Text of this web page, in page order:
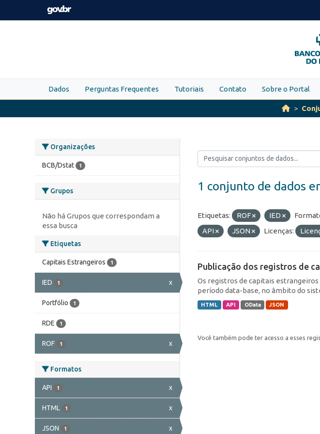
Skip to main content
Dados Perguntas Frequentes Tutoriais Contato Sobre o Portal
Organizações
BCB/Dstat 1
Grupos
Não há Grupos que correspondam a
essa busca
Etiquetas
Capitais Estrangeiros 1
IED 1 x
Portfólio 1
RDE 1
ROF 1 x
Formatos
API 1 x
HTML 1 x
JSON 1 x
1 conjunto de dados
Etiquetas: ROF IED
API
JSON Licenças:
Publicação dos registros de
Os registros de capitais
período data-base, no âmbito do
HTML API OData JSON
Você também pode ter acesso a esses